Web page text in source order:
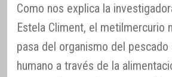
Como nos explica la
Estela Climent, el metilmercurio
pasa del organismo del pescado
humano a través de la